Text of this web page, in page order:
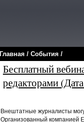
Главная / События /
Бесплатный
редакторами
Внештатные журналисты
Организованный компанией